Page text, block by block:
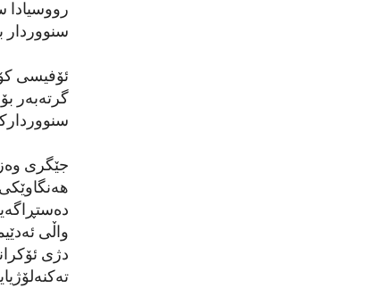
رووسیادا
سنووردار
ئۆفیسی
گرتەبەر
جێگری
واڵی
دژی